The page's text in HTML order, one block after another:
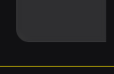
演出日 2 日前（不
理。例如：演出日
手續費。換票視